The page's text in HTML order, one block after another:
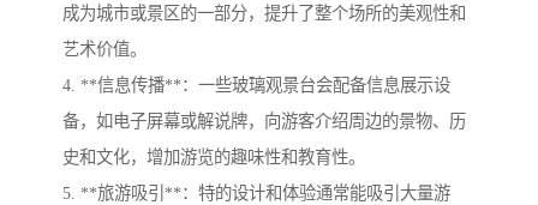
成为城市或景区的一部分，提升了整个场所的美观性和
艺术价值。
4. **信息传播**：一些玻璃观景台会配备信息展示设
备，如电子屏幕或解说牌，向游客介绍周边的景物、历
史和文化，增加游览的趣味性和教育性。
5. **旅游吸引**：特的设计和体验通常能吸引大量游